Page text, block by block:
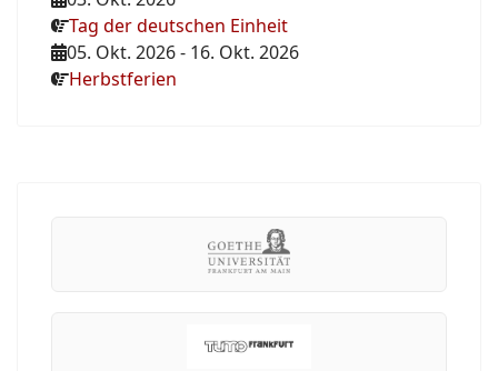
Tag der deutschen Einheit
05. Okt. 2026- 16. Okt. 2026
Herbstferien